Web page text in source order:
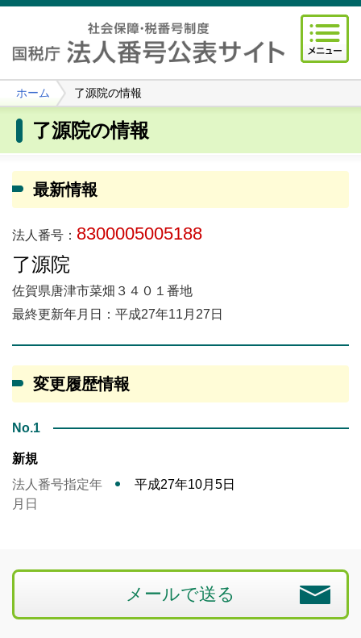
ホーム 了源院の情報
了源院の情報
最新情報
法人番号： 8300005005188
了源院
佐賀県唐津市菜畑３４０１番地
最終更新年月日：平成27年11月27日
変更履歴情報
No.1
新規
法人番号指定年
月日
平成27年10月5日
メールで送る